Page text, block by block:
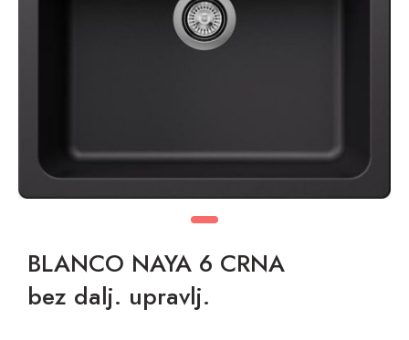
BLANCO NAYA 6 CRNA
bez dalj. upravlj.